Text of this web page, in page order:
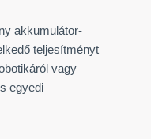
akkumulátor-
teljesítményt
vagy
egyedi